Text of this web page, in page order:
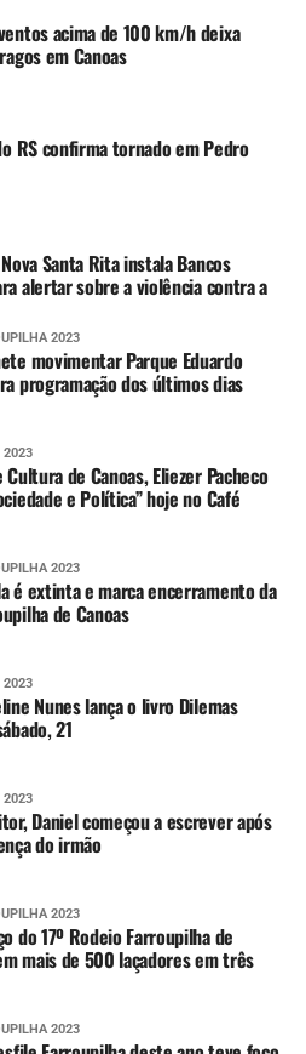
acima de 100 km/h deixa
em Canoas
RS confirma tornado em Pedro
Santa Rita instala Bancos
alertar sobre a violência contra a
2023
movimentar Parque Eduardo
programação dos últimos dias
2023
de Canoas, Eliezer Pacheco
e Política” hoje no Café
2023
é extinta e marca encerramento da
de Canoas
2023
Nunes lança o livro Dilemas
21
2023
Daniel começou a escrever após
do irmão
2023
do 17º Rodeio Farroupilha de
mais de 500 laçadores em três
2023